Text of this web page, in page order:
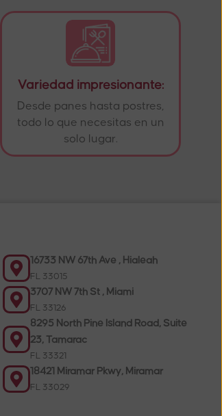
Variedad impresionante:
Desde panes hasta postres,
todo lo que necesitas en un
solo lugar.
16733 NW 67th Ave , Hialeah
FL 33015
3707 NW 7th St , Miami
FL 33126
8295 North Pine Island Road, Suite
23, Tamarac
FL 33321
18421 Miramar Pkwy, Miramar
FL 33029